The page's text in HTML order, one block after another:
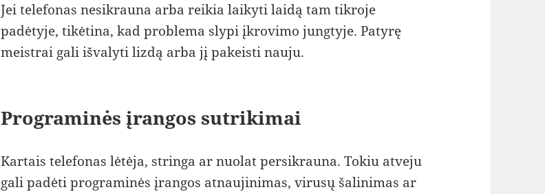
Jei telefonas nesikrauna arba reikia laikyti laidą tam tikroje
padėtyje, tikėtina, kad problema slypi įkrovimo jungtyje. Patyrę
meistrai gali išvalyti lizdą arba jį pakeisti nauju.
Programinės įrangos sutrikimai
Kartais telefonas lėtėja, stringa ar nuolat persikrauna. Tokiu atveju
gali padėti programinės įrangos atnaujinimas, virusų šalinimas ar